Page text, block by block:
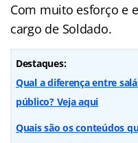
Com muito esforço e
cargo de Soldado.
Destaques:
Qual a diferença entre
público? Veja aqui
Quais são os conteúdos